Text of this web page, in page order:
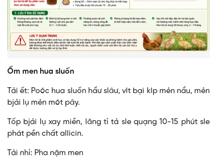
Ốm men hua sluốn
Tải ết: Poóc hua sluốn hẩư slâư, vít bại kíp mẻn nẩu, mẻn
bjải lụ mẻn mót pây.
Tốp bjải lụ xay miền, lăng tỉ tả sle quạng 10-15 phút sle
phát pền chất allicin.
Tải nhỉ: Pha nặm men